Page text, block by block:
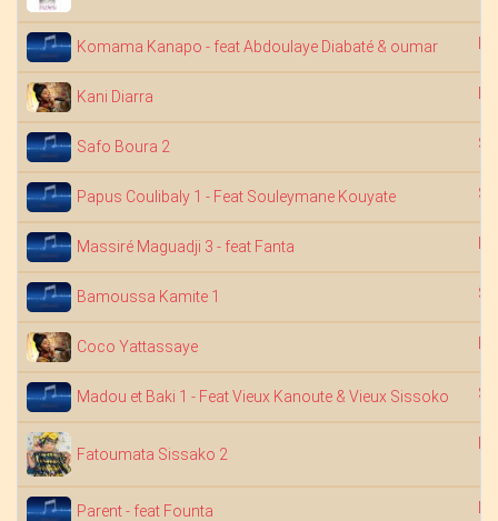
Komama Kanapo - feat Abdoulaye Diabaté & oumar
Kani Diarra
Safo Boura 2
Papus Coulibaly 1 - Feat Souleymane Kouyate
Massiré Maguadji 3 - feat Fanta
Bamoussa Kamite 1
Coco Yattassaye
Madou et Baki 1 - Feat Vieux Kanoute & Vieux Sissoko
Fatoumata Sissako 2
Parent - feat Founta